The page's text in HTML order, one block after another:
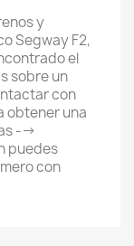
y
Segway F2,
el
sobre un
con
obtener una
-->
puedes
con